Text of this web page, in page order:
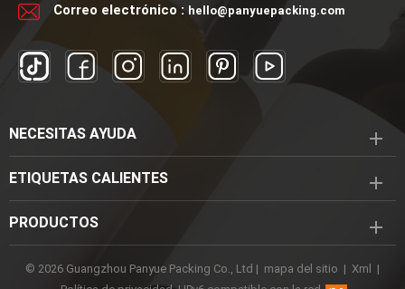
Correo electrónico : hello@panyuepacking.com
NECESITAS AYUDA
ETIQUETAS CALIENTES
PRODUCTOS
© 2026 Guangzhou Panyue Packing Co., Ltd | mapa del sitio | Xml
|